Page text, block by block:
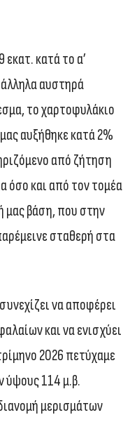
εκατ. κατά το α’
αυστηρά
το χαρτοφυλάκιο
αυξήθηκε κατά 2%
από ζήτηση
όσο και από τον τομέα
μας βάση, που στην
σταθερή στα
να αποφέρει
και να ενισχύει
2026 πετύχαμε
ύψους 114 μ.β.
μερισμάτων